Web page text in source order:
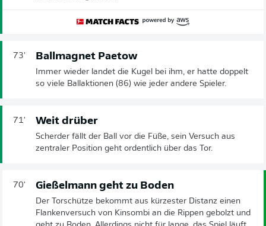
73' Ballmagnet Paetow
Immer wieder landet die Kugel bei ihm, er hatte doppelt
so viele Ballaktionen (86) wie jeder andere Spieler.
71' Weit drüber
Scherder fällt der Ball vor die Füße, sein Versuch aus
zentraler Position geht ordentlich über das Tor.
70' Gießelmann geht zu Boden
Der Torschütze bekommt aus kürzester Distanz einen
Flankenversuch von Kinsombi an die Rippen gebolzt und